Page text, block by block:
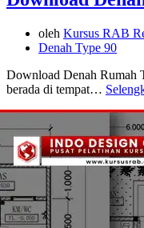
oleh Kursus RAB
Denah Type 90
Download Denah Rumah
berada di tempat…